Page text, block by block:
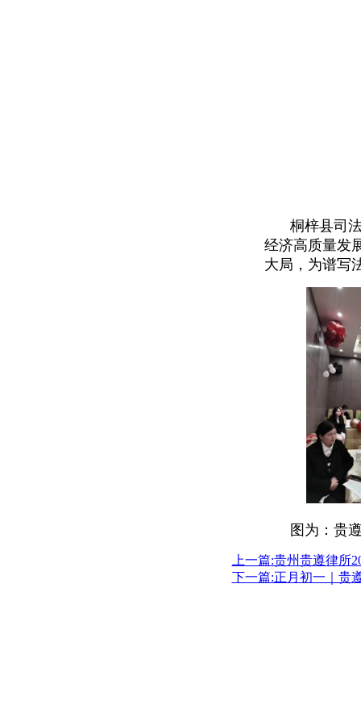
桐梓县司
经济高质量发
大局，为谱写
图为：贵
上一篇:贵州贵遵律所
下一篇:正月初一｜贵